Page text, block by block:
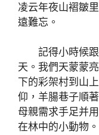
凌云年夜山褶皺
遠難忘。
記得小時候
天。我們天蒙蒙
下的彩架村到山
仰，羊腸巷子順
母親需求手足并
在林中的小動物。